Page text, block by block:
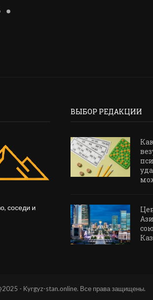
соседи и
ВЫБОР РЕДАКЦИИ
- Kyrgyz-stan.online. Все права защищены.